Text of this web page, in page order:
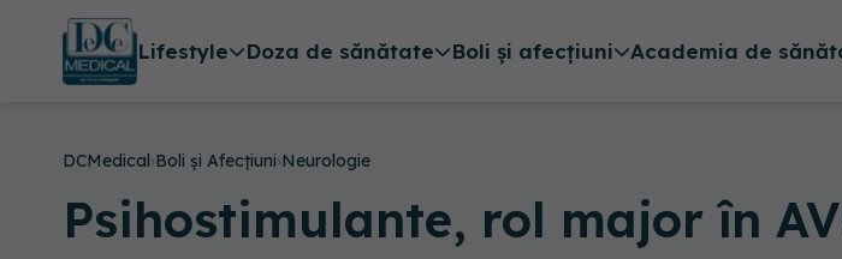
Lifestyle Doza de sănătate Boli și afecțiuni Academia de
DCMedical›Boli și Afecțiuni›Neurologie
Psihostimulante, rol major în